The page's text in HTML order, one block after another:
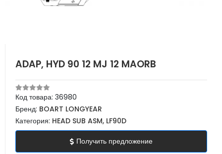
ADAP, HYD 90 12 MJ 12 MAORB
Код товара: 36980
Бренд: BOART LONGYEAR
Категория: HEAD SUB ASM, LF90D
Получить предложение